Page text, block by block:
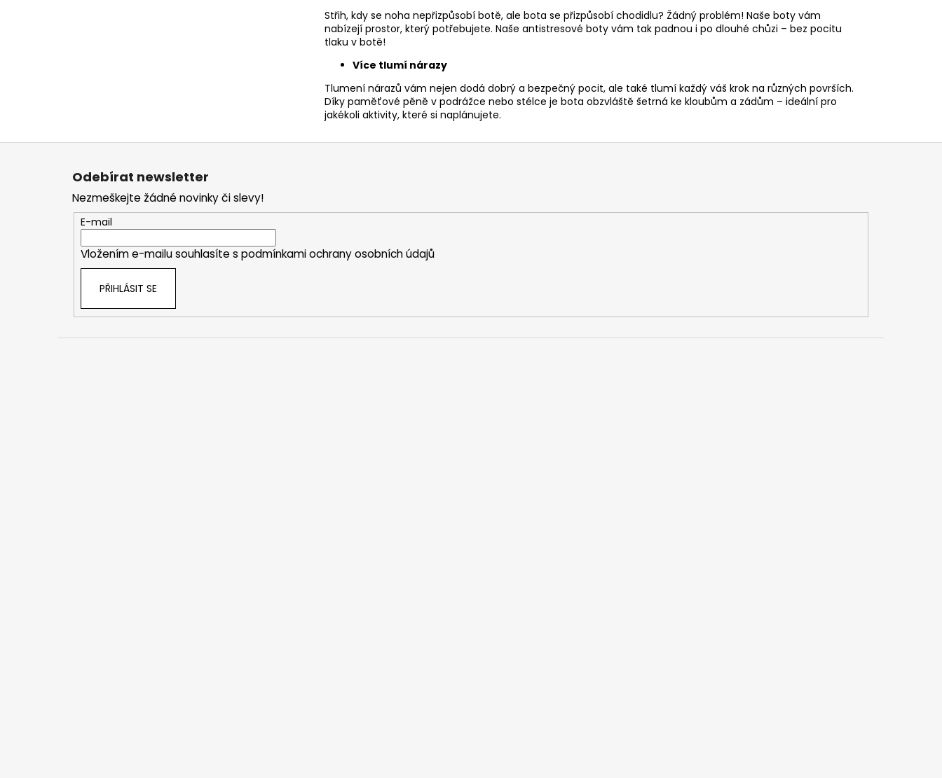
Střih, kdy se noha nepřizpůsobí botě, ale bota se přizpůsobí chodidlu? Žádný problém! Naše boty vám
nabízejí prostor, který potřebujete. Naše antistresové boty vám tak padnou i po dlouhé chůzi – bez pocitu
tlaku v botě!
Více tlumí nárazy
Tlumení nárazů vám nejen dodá dobrý a bezpečný pocit, ale také tlumí každý váš krok na různých površích.
Díky paměťové pěně v podrážce nebo stélce je bota obzvláště šetrná ke kloubům a zádům – ideální pro
jakékoli aktivity, které si naplánujete.
Z
Odebírat newsletter
Nezmeškejte žádné novinky či slevy!
E-mail
Vložením e-mailu souhlasíte s podmínkami ochrany osobních údajů
PŘIHLÁSIT SE